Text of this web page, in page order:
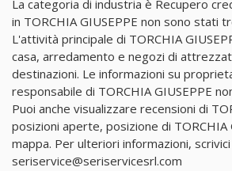
La categoria di industria è Recupero
in TORCHIA GIUSEPPE non sono stati
L'attività principale di TORCHIA
casa, arredamento e negozi di
destinazioni. Le informazioni su
responsabile di TORCHIA GIUSEPPE
Puoi anche visualizzare recensioni di
posizioni aperte, posizione di TORCHIA
mappa. Per ulteriori informazioni,
seriservice@seriservicesrl.com